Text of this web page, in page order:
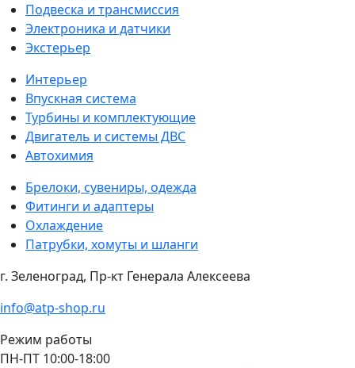
Подвеска и трансмиссия
Электроника и датчики
Экстерьер
Интерьер
Впускная система
Турбины и комплектующие
Двигатель и системы ДВС
Автохимия
Брелоки, сувениры, одежда
Фитинги и адаптеры
Охлаждение
Патрубки, хомуты и шланги
г. Зеленоград, Пр-кт Генерала Алексеева
info@atp-shop.ru
Режим работы
ПН-ПТ 10:00-18:00